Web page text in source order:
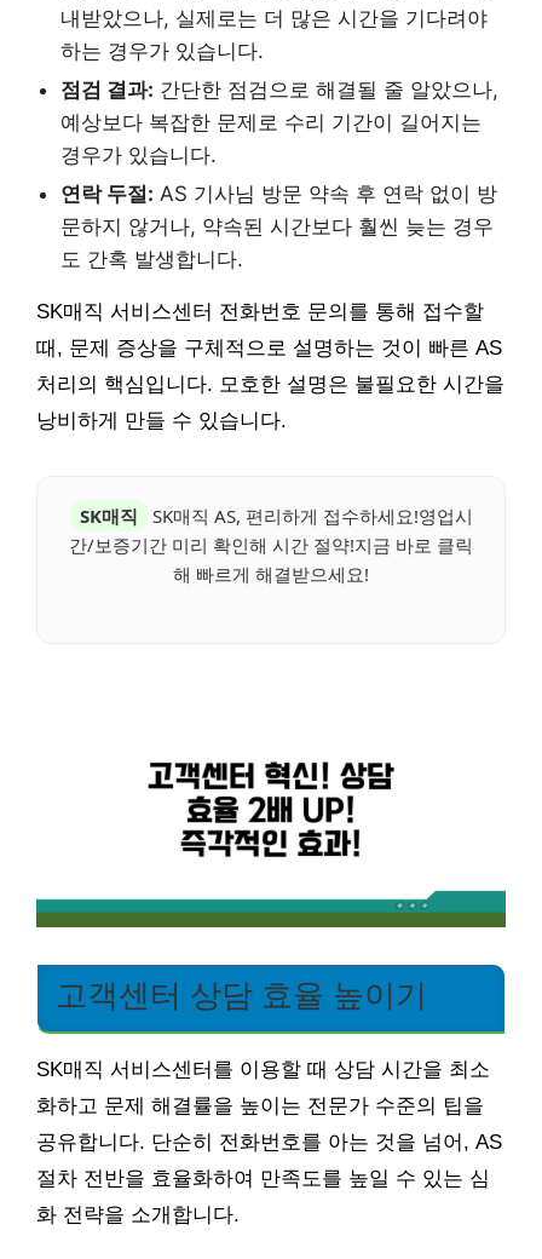
내받았으나, 실제로는 더 많은 시간을 기다려야
하는 경우가 있습니다.
점검 결과: 간단한 점검으로 해결될 줄 알았으나,
예상보다 복잡한 문제로 수리 기간이 길어지는
경우가 있습니다.
연락 두절: AS 기사님 방문 약속 후 연락 없이 방
문하지 않거나, 약속된 시간보다 훨씬 늦는 경우
도 간혹 발생합니다.
SK매직 서비스센터 전화번호 문의를 통해 접수할
때, 문제 증상을 구체적으로 설명하는 것이 빠른 AS
처리의 핵심입니다. 모호한 설명은 불필요한 시간을
낭비하게 만들 수 있습니다.
SK매직
SK매직 AS, 편리하게 접수하세요!영업시
간/보증기간 미리 확인해 시간 절약!지금 바로 클릭
해 빠르게 해결받으세요!
고객센터 상담 효율 높이기
SK매직 서비스센터를 이용할 때 상담 시간을 최소
화하고 문제 해결률을 높이는 전문가 수준의 팁을
공유합니다. 단순히 전화번호를 아는 것을 넘어, AS
절차 전반을 효율화하여 만족도를 높일 수 있는 심
화 전략을 소개합니다.